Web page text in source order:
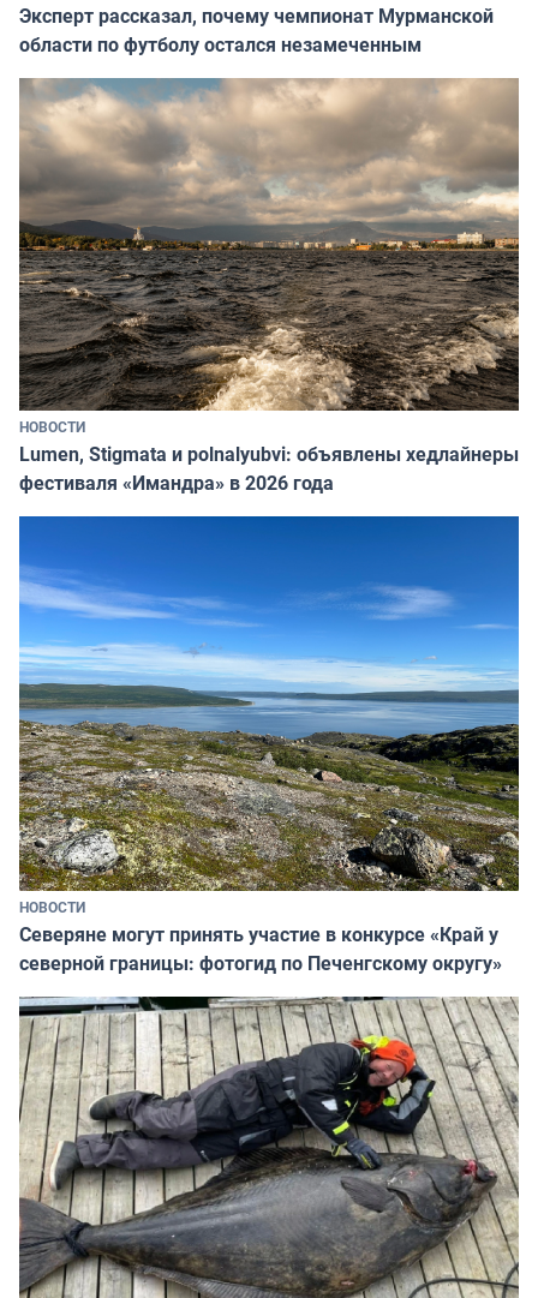
Эксперт рассказал, почему чемпионат Мурманской
области по футболу остался незамеченным
НОВОСТИ
Lumen, Stigmata и polnalyubvi: объявлены хедлайнеры
фестиваля «Имандра» в 2026 года
НОВОСТИ
Северяне могут принять участие в конкурсе «Край у
северной границы: фотогид по Печенгскому округу»